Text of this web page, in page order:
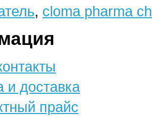
, cloma pharma
и доставка
прайс